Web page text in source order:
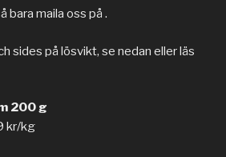
bara maila oss på .
sides på lösvikt, se nedan eller läs
200 g
kr/kg